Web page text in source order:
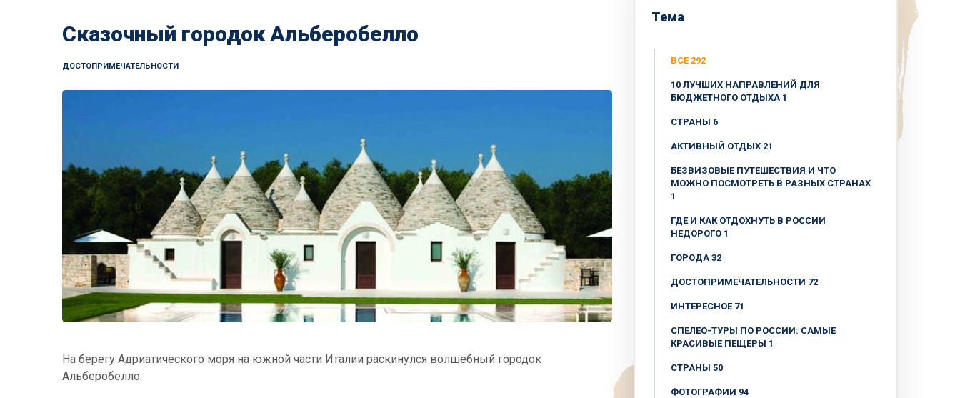
Сказочный городок Альберобелло
ДОСТОПРИМЕЧАТЕЛЬНОСТИ
На берегу Адриатического моря на южной части Италии раскинулся волшебный городок
Альберобелло.
Тема
ВСЕ 292
10 ЛУЧШИХ НАПРАВЛЕНИЙ ДЛЯ
БЮДЖЕТНОГО ОТДЫХА 1
CТРАНЫ 6
АКТИВНЫЙ ОТДЫХ 21
БЕЗВИЗОВЫЕ ПУТЕШЕСТВИЯ И ЧТО
МОЖНО ПОСМОТРЕТЬ В РАЗНЫХ СТРАНАХ
1
ГДЕ И КАК ОТДОХНУТЬ В РОССИИ
НЕДОРОГО 1
ГОРОДА 32
ДОСТОПРИМЕЧАТЕЛЬНОСТИ 72
ИНТЕРЕСНОЕ 71
СПЕЛЕО-ТУРЫ ПО РОССИИ: САМЫЕ
КРАСИВЫЕ ПЕЩЕРЫ 1
СТРАНЫ 50
ФОТОГРАФИИ 94